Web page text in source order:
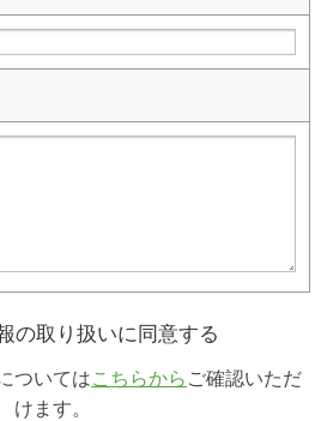
の取り扱いに同意する
ついてはこちらから ご確認いただ
けます。